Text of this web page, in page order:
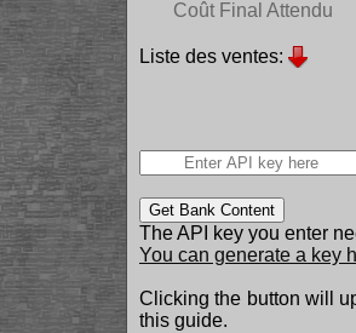
Coût Final Attendu
Liste des ventes:
Get Bank Content
The API key you enter
You can generate a key
Clicking the button will
this guide.